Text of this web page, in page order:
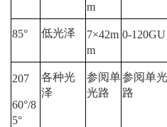
m
85° 低光泽
7×42m
m
0-120GU
207
60°/8
5°
各种光
泽
参阅单
光路
参阅单光
路